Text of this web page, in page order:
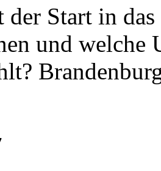
Start in das
und welche